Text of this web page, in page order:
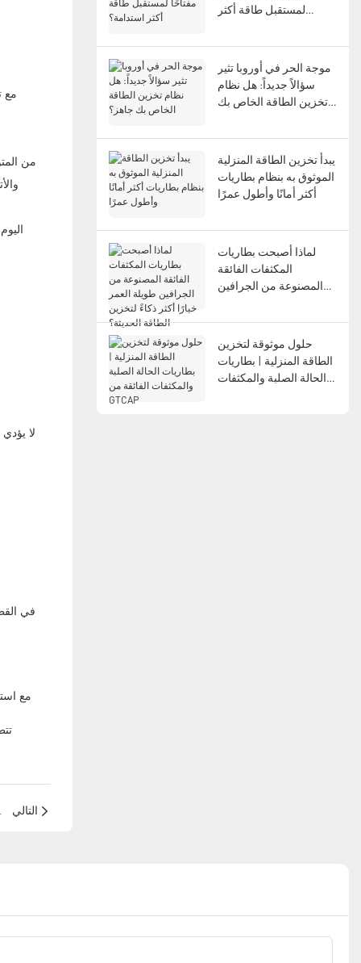
مع
من
لا
في
مع
أبرز اتجاهات التالي
لمستقبل طاقة أكثر
موجة الحر في أوروبا تثير
سؤالاً جديداً: هل نظام
تخزين الطاقة الخاص بك
يبدأ تخزين الطاقة المنزلية
الموثوق به بنظام بطاريات
أكثر أمانًا وأطول عمرًا
لماذا أصبحت بطاريات
المكثفات الفائقة
المصنوعة من الجرافين
ذكاءً لتخزين الطاقة
الحديثة؟
حلول موثوقة لتخزين
الطاقة المنزلية | بطاريات
الحالة الصلبة والمكثفات